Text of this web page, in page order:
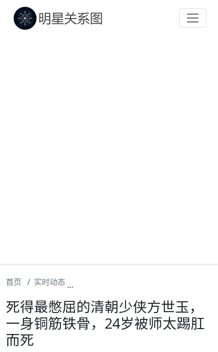
首页 实时动态
死得最憋屈的清朝少侠方世玉，
一身铜筋铁骨，24岁被师太踢肛
而死